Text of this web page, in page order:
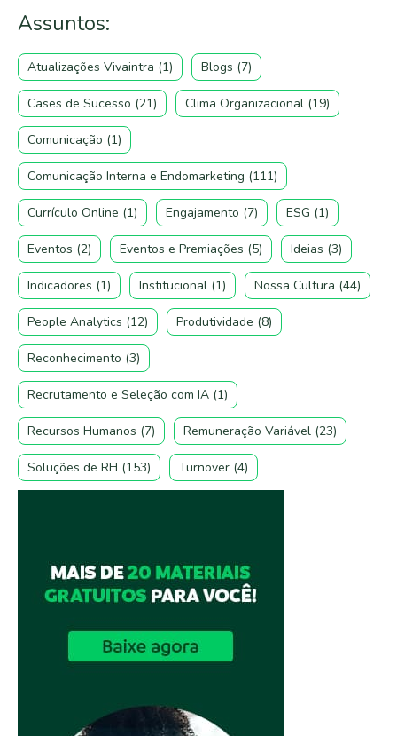
Não há sugestões porque o campo de pesquisa
Assuntos:
Atualizações Vivaintra (1) Blogs (7)
Cases de Sucesso (21) Clima Organizacional (19)
Comunicação (1)
Comunicação Interna e Endomarketing (111)
Currículo Online (1) Engajamento (7) ESG (1)
Eventos (2) Eventos e Premiações (5) Ideias (3)
Indicadores (1) Institucional (1) Nossa Cultura (44)
People Analytics (12) Produtividade (8)
Reconhecimento (3)
Recrutamento e Seleção com IA (1)
Recursos Humanos (7) Remuneração Variável (23)
Soluções de RH (153) Turnover (4)